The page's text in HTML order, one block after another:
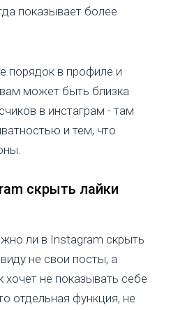
показывает более
порядок в профиле и
может быть близка
в инстаграм - там
и тем, что
скрыть лайки
ли в Instagram скрыть
не свои посты, а
хочет не показывать себе
отдельная функция, не